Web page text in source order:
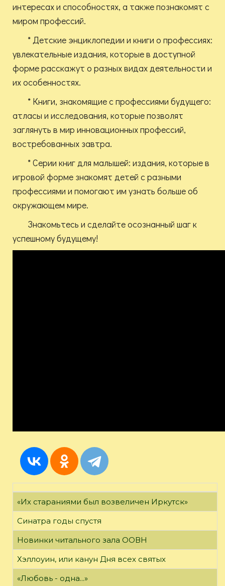
интересах и способностях, а также познакомят с
миром профессий.
* Детские энциклопедии и книги о профессиях:
увлекательные издания, которые в доступной
форме расскажут о разных видах деятельности и
их особенностях.
* Книги, знакомящие с профессиями будущего:
атласы и исследования, которые позволят
заглянуть в мир инновационных профессий,
востребованных завтра.
* Серии книг для малышей: издания, которые в
игровой форме знакомят детей с разными
профессиями и помогают им узнать больше об
окружающем мире.
Знакомьтесь и сделайте осознанный шаг к
успешному будущему!
«Их стараниями был возвеличен Иркутск»
Синатра годы спустя
Новинки читального зала ООВН
Хэллоуин, или канун Дня всех святых
«Любовь - одна...»